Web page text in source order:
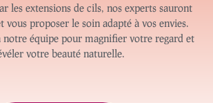
les extensions de cils, nos experts sauront
vous proposer le soin adapté à vos envies.
notre équipe pour magnifier votre regard et
votre beauté naturelle.